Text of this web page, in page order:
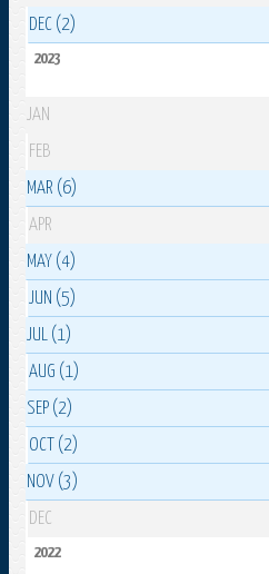
DEC (2)
2023
JAN
FEB
MAR (6)
APR
MAY (4)
JUN (5)
JUL (1)
AUG (1)
SEP (2)
OCT (2)
NOV (3)
DEC
2022